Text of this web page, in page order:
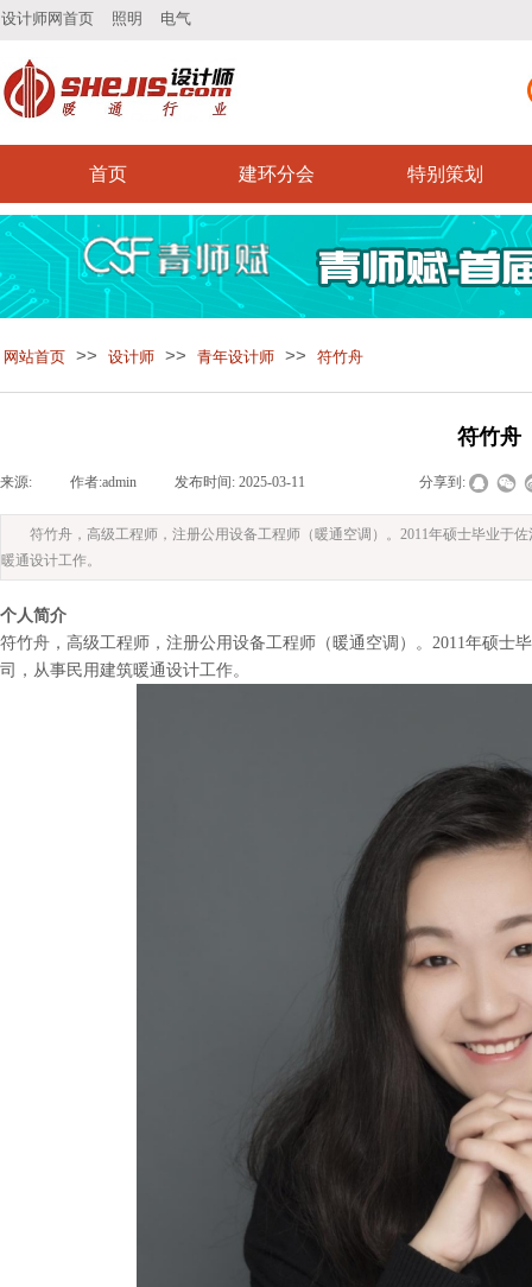
设计师网首页 照明 电气
首页 建环分会 特别策划
网站首页 >> 设计师 >> 青年设计师 >> 符竹舟
符竹舟
来源: 作者:admin 发布时间: 2025-03-11 分享到:
符竹舟，高级工程师，注册公用设备工程师（暖通空调）。2011年硕士毕业于
暖通设计工作。
个人简介
符竹舟，高级工程师，注册公用设备工程师（暖通空调）。 2011年硕士
司，从事民用建筑暖通设计工作。